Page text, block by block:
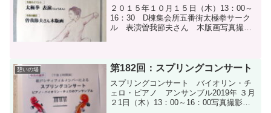
２０１５年１０月１５日（木）13：00～
16：30 D棟集会所五番街太極拳サーク
ル 表演曽我節夫さん 木版画写真撮
憩いの場 第182回：スプリングコンサート
スプリングコンサート バイオリン・チ
ェロ・ピアノ アンサンブル2019年 ３月
２1日（木）13：00～16：00写真撮影：A